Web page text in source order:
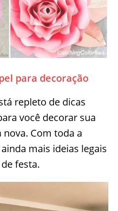
para decoração
repleto de dicas
você decorar sua
nova. Com toda a
mais ideias legais
festa.